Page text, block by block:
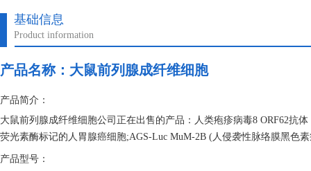
基础信息
Product information
产品名称： 大鼠前列腺成纤维细胞
产品简介：
大鼠前列腺成纤维细胞公司正在出售的产品：人类疱疹病毒8 ORF62抗
荧光素酶标记的人胃腺癌细胞;AGS-Luc MuM-2B (人侵袭性脉络膜黑色
产品型号：